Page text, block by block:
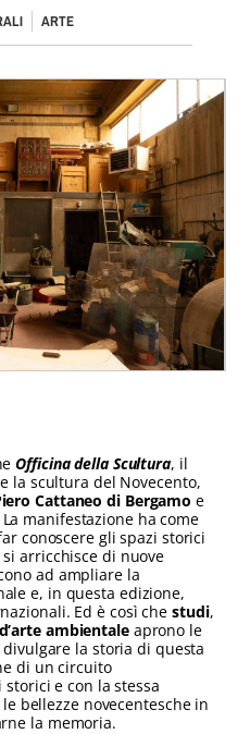
ARTE
Officina della Scultura, il
la scultura del Novecento,
Cattaneo di Bergamo e
La manifestazione ha come
conoscere gli spazi storici
arricchisce di nuove
ad ampliare la
e, in questa edizione,
Ed è così che studi,
ambientaleaprono le
la storia di questa
di un circuito
e con la stessa
bellezze novecentesche in
la memoria.